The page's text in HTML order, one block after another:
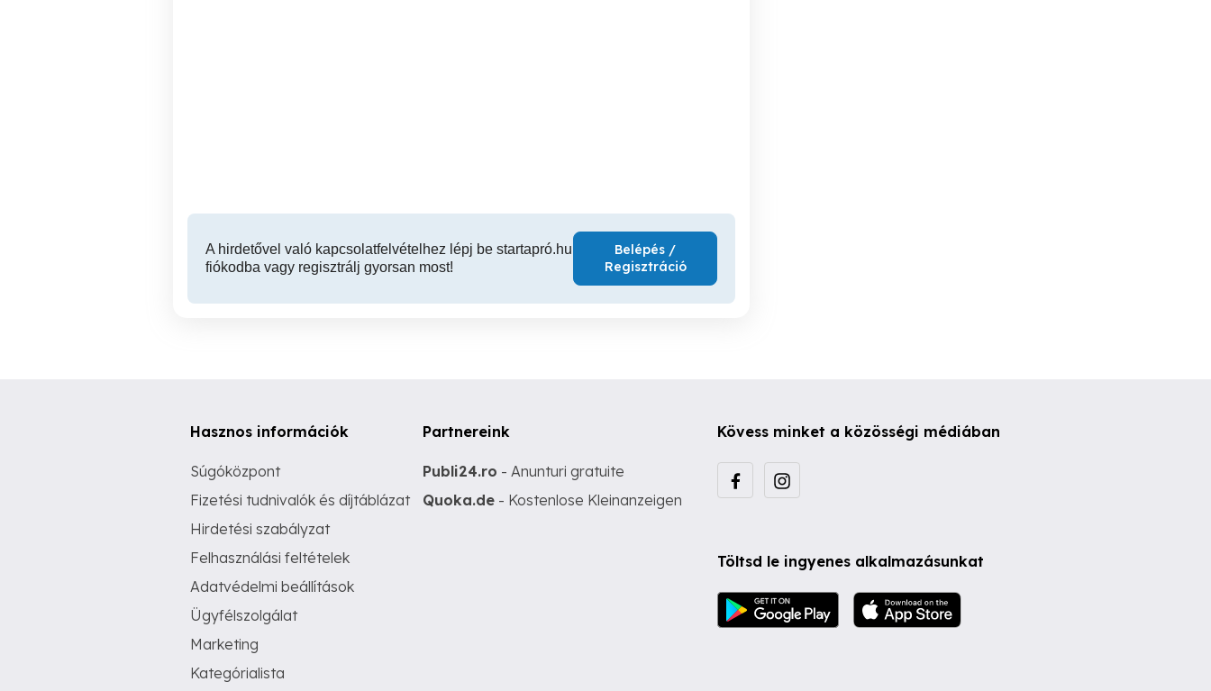
A hirdetővel való kapcsolatfelvételhez lépj be startapró.hu
fiókodba vagy regisztrálj gyorsan most!
Belépés /
Regisztráció
Hasznos információk
Súgóközpont
Fizetési tudnivalók és díjtáblázat
Hirdetési szabályzat
Felhasználási feltételek
Adatvédelmi beállítások
Ügyfélszolgálat
Marketing
Kategórialista
Partnereink
Publi24.ro - Anunturi gratuite
Quoka.de - Kostenlose Kleinanzeigen
Kövess minket a közösségi médiában
Töltsd le ingyenes alkalmazásunkat